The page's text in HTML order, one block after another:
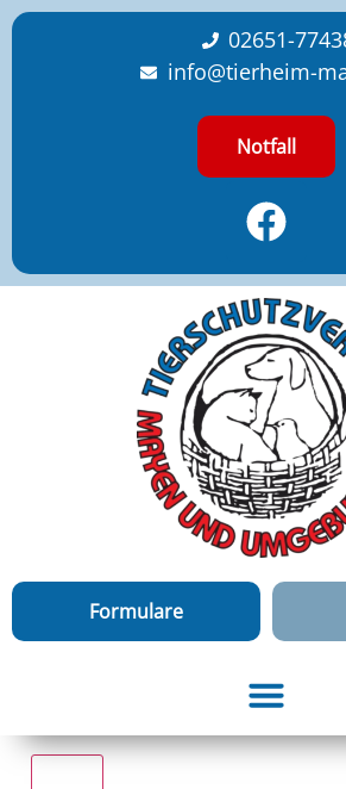
content
02651-
info@tierheim-
Notfall
Formulare